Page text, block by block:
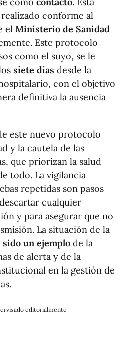
conforme al
el Ministerio de Sanidad
Este protocolo
como el suyo, se le
siete días desde la
con el objetivo
definitiva la ausencia
este nuevo protocolo
y la cautela de las
que priorizan la salud
todo. La vigilancia
repetidas son pasos
cualquier
y para asegurar que no
La situación de la
sido un ejemplo de la
de alerta y de la
en la gestión de
editorialmente